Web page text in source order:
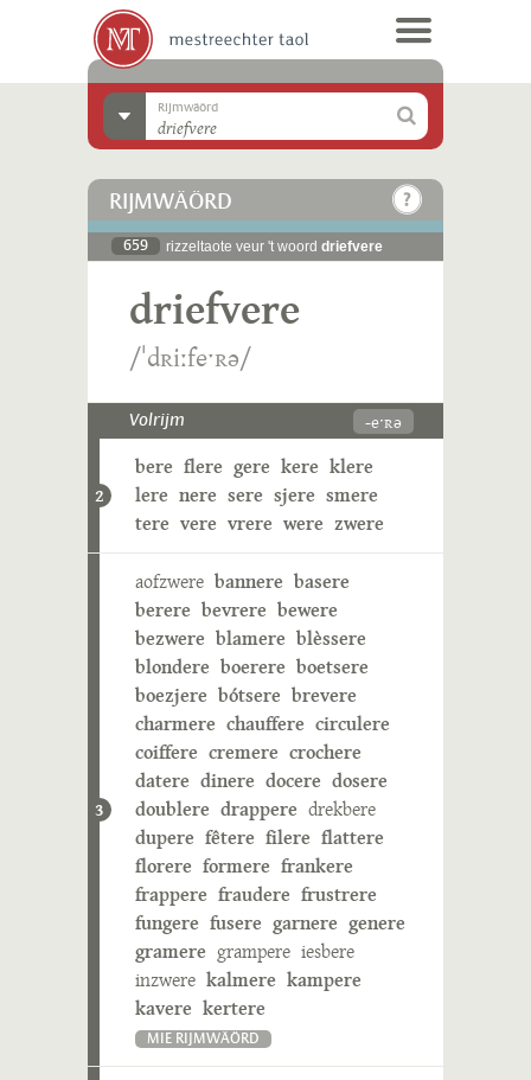
Rijmwäörd
RIJMWÄÖRD
659 rizzeltaote veur 't woord driefvere
driefvere
/ˈdʀiːfeˑʀə/
Volrijm -eˑʀə
2
bere flere gere kere klere
lere nere sere sjere smere
tere vere vrere were zwere
3
aofzwere bannere basere
berere bevrere bewere
bezwere blamere blèssere
blondere boerere boetsere
boezjere bótsere brevere
charmere chauffere circulere
coiffere cremere crochere
datere dinere docere dosere
doublere drappere drekbere
dupere fêtere filere flattere
florere formere frankere
frappere fraudere frustrere
fungere fusere garnere genere
gramere grampere iesbere
inzwere kalmere kampere
kavere kertere
MIE RIJMWÄÖRD